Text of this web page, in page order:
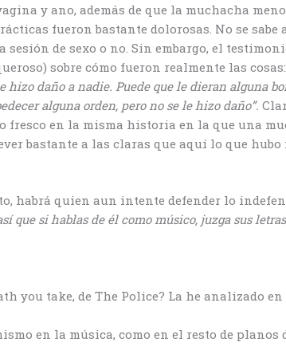
y ano, además de que la muchacha
fueron bastante dolorosas. No se
de sexo o no. Sin embargo, el
sobre cómo fueron realmente las cosas:
hizo daño a nadie. Puede que le dieran alguna
alguna orden, pero no se le hizo daño”.
fresco en la misma historia en la que una
bastante a las claras que aquí lo que
habrá quien aun intente defender lo
que si hablas de él como músico, juzga sus
you take, de The Police? La he analizado en
en la música, como en el resto de planos